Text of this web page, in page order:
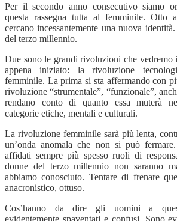
Per il secondo anno consecutivo siamo
questa rassegna tutta al femminile. Otto
cercano incessantemente una nuova
del terzo millennio.
Due sono le grandi rivoluzioni che vedremo
appena iniziato: la rivoluzione
femminile. La prima si sta affermando con
rivoluzione “strumentale”, “funzionale”,
rendano conto di quanto essa muterà
categorie etiche, mentali e culturali.
La rivoluzione femminile sarà più lenta,
un’onda anomala che non si può
affidati sempre più spesso ruoli di
donne del terzo millennio non saranno
abbiamo conosciuto. Tentare di frenare
anacronistico, ottuso.
Cos’hanno da dire gli uomini a
evidentemente spaventati e confusi. Sono